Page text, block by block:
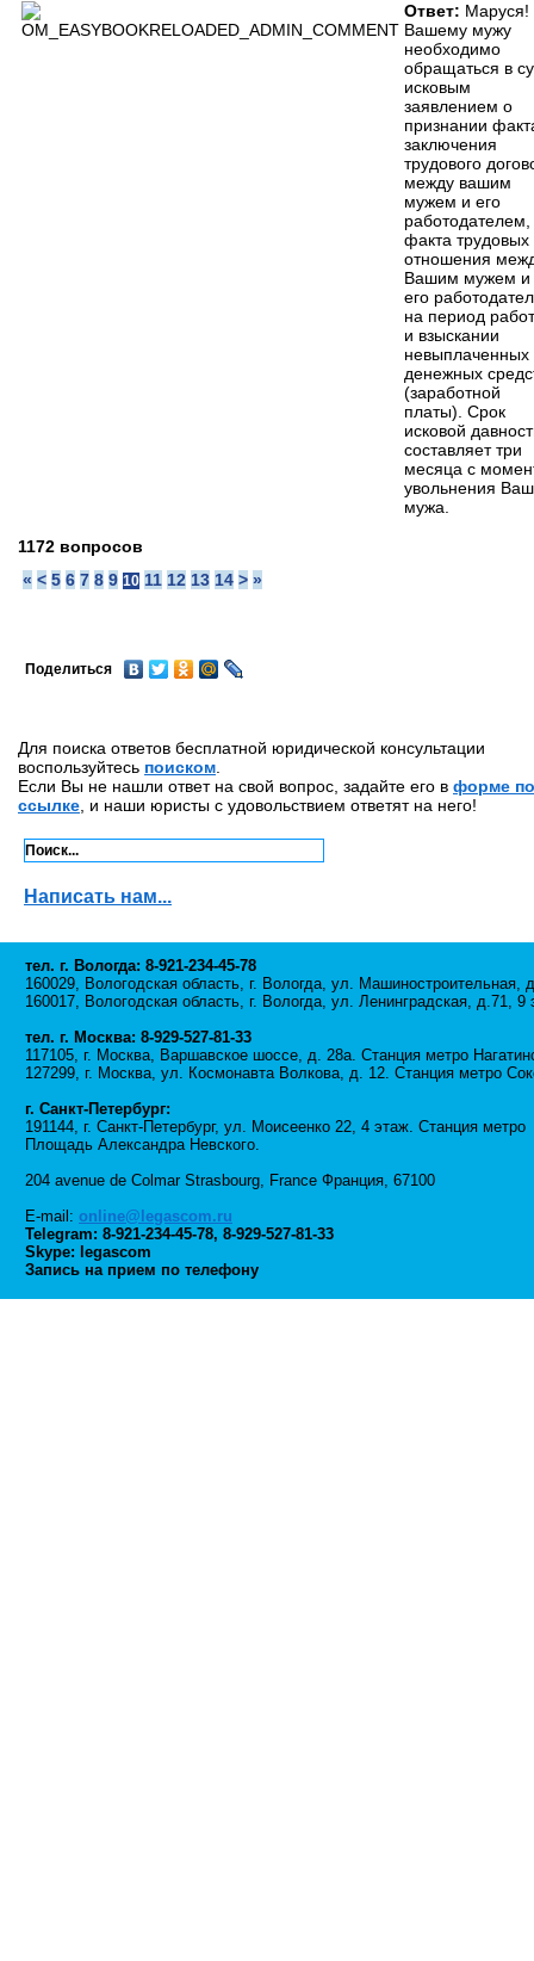
Ответ: Маруся!
Вашему мужу
необходимо
обращаться в
исковым
заявлением о
признании
заключения
трудового
между вашим
мужем и его
работодателем,
факта трудовых
отношения
Вашим мужем и
его
на период
и взыскании
невыплаченных
денежных
(заработной
платы). Срок
исковой
составляет три
месяца с
увольнения
мужа.
1172 вопросов
« < 5 6 7 8 9 10 11 12 13 14 > »
Поделиться
Для поиска ответов бесплатной юридической консультации
воспользуйтесь поиском
Если Вы не нашли ответ на свой вопрос, задайте его в форме по
ссылке , и наши юристы с удовольствием ответят на него!
Написать нам...
тел. г. Вологда: 8-921-234-45-78
160029, Вологодская область, г. Вологда, ул. Машиностроительная,
160017, Вологодская область, г. Вологда, ул. Ленинградская, д.71, 9
тел. г. Москва: 8-929-527-81-33
117105, г. Москва, Варшавское шоссе, д. 28а. Станция метро
127299, г. Москва, ул. Космонавта Волкова, д. 12. Станция метро
г. Санкт-Петербург:
191144, г. Санкт-Петербург, ул. Моисеенко 22, 4 этаж. Станция метро
Площадь Александра Невского.
204 avenue de Colmar Strasbourg, France Франция, 67100
E-mail: online@legascom.ru
Telegram: 8-921-234-45-78, 8-929-527-81-33
Skype: legascom
Запись на прием по телефону